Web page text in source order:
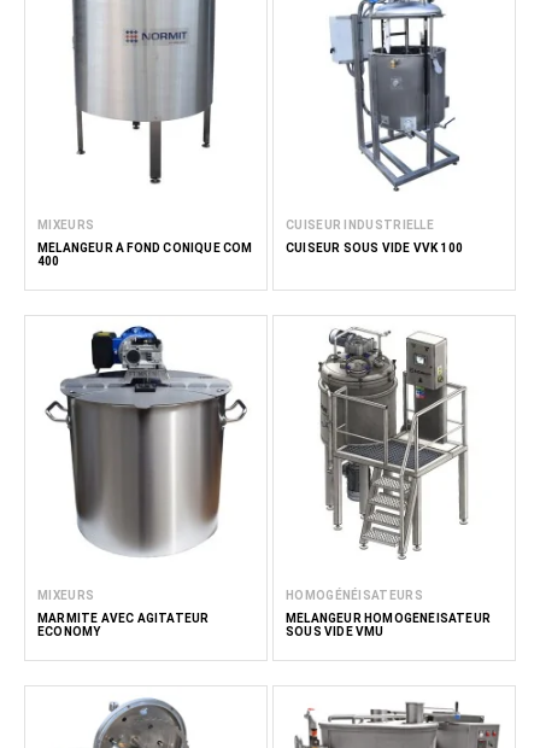
MIXEURS
MÉLANGEUR À FOND CONIQUE COM
400
CUISEUR INDUSTRIELLE
CUISEUR SOUS VIDE VVK 100
MIXEURS
MARMITE AVEC AGITATEUR
ECONOMY
HOMOGÉNÉISATEURS
MÉLANGEUR HOMOGÉNÉISATEUR
SOUS VIDE VMU